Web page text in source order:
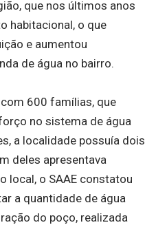
que nos últimos anos
habitacional, o que
e aumentou
de água no bairro.
600 famílias, que
no sistema de água
a localidade possuía dois
deles apresentava
local, o SAAE constatou
a quantidade de água
do poço, realizada